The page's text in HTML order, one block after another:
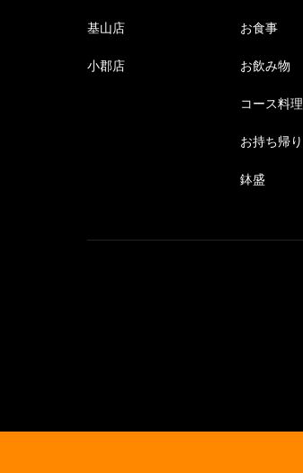
基山店
小郡店
お食事
お飲み物
コース料理
お持ち帰り
鉢盛